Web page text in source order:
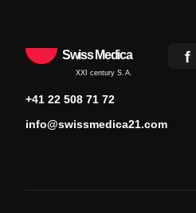
Swiss Medica
XXI century S.A.
+41 22 508 71 72
info@swissmedica21.com